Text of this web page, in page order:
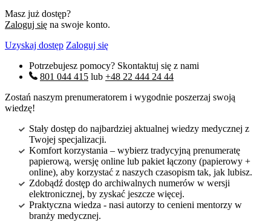
Masz już dostęp?
Zaloguj się na swoje konto.
Uzyskaj dostęp Zaloguj się
Potrzebujesz pomocy? Skontaktuj się z nami
801 044 415 lub +48 22 444 24 44
Zostań naszym prenumeratorem i wygodnie poszerzaj swoją
wiedzę!
Stały dostęp do najbardziej aktualnej wiedzy medycznej z
Twojej specjalizacji.
Komfort korzystania – wybierz tradycyjną prenumeratę
papierową, wersję online lub pakiet łączony (papierowy +
online), aby korzystać z naszych czasopism tak, jak lubisz.
Zdobądź dostęp do archiwalnych numerów w wersji
elektronicznej, by zyskać jeszcze więcej.
Praktyczna wiedza - nasi autorzy to cenieni mentorzy w
branży medycznej.